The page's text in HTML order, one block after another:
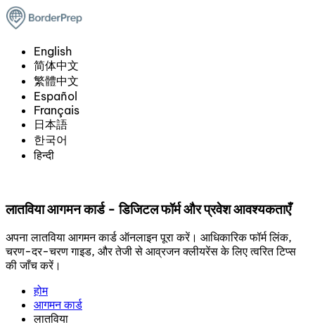
English
简体中文
繁體中文
Español
Français
日本語
한국어
हिन्दी
लातविया आगमन कार्ड - डिजिटल फॉर्म और प्रवेश आवश्यकताएँ
अपना लातविया आगमन कार्ड ऑनलाइन पूरा करें। आधिकारिक फॉर्म लिंक,
चरण-दर-चरण गाइड, और तेजी से आव्रजन क्लीयरेंस के लिए त्वरित टिप्स
की जाँच करें।
होम
आगमन कार्ड
लातविया